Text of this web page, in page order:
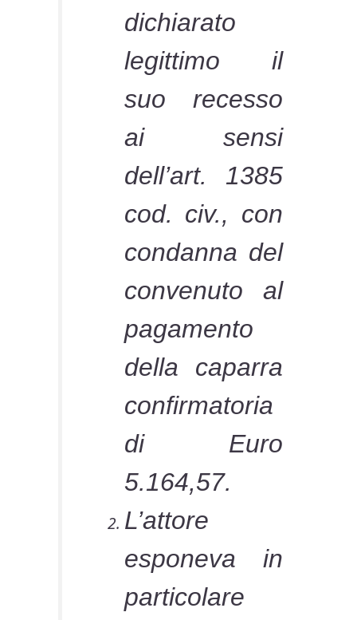
dichiarato
legittimo il
suo recesso
ai sensi
dell’art. 1385
cod. civ., con
condanna del
convenuto al
pagamento
della caparra
confirmatoria
di Euro
5.164,57.
L’attore
esponeva in
particolare